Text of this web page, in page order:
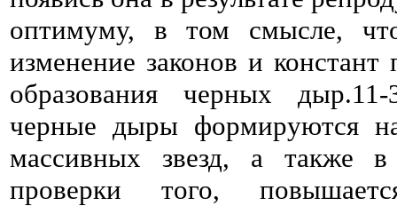
оптимуму, в том смысле,
изменение законов и
образования черных
черные дыры формируются
массивных звезд, а также в
проверки того,